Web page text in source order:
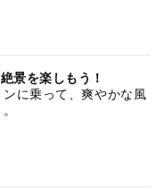
景を楽しもう！
に乗って、爽やかな風